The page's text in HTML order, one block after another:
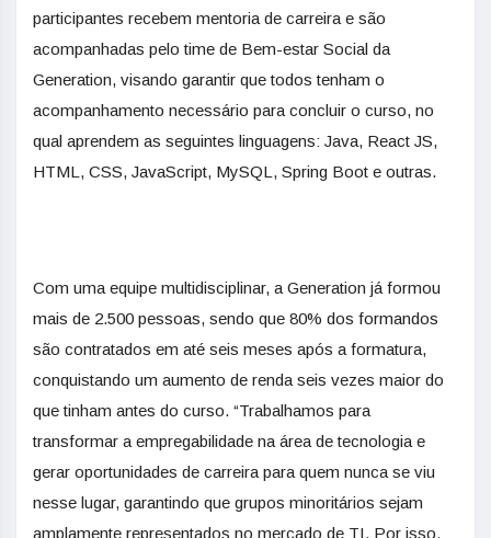
participantes recebem mentoria de carreira e são
acompanhadas pelo time de Bem-estar Social da
Generation, visando garantir que todos tenham o
acompanhamento necessário para concluir o curso, no
qual aprendem as seguintes linguagens: Java, React JS,
HTML, CSS, JavaScript, MySQL, Spring Boot e outras.
Com uma equipe multidisciplinar, a Generation já formou
mais de 2.500 pessoas, sendo que 80% dos formandos
são contratados em até seis meses após a formatura,
conquistando um aumento de renda seis vezes maior do
que tinham antes do curso. “Trabalhamos para
transformar a empregabilidade na área de tecnologia e
gerar oportunidades de carreira para quem nunca se viu
nesse lugar, garantindo que grupos minoritários sejam
amplamente representados no mercado de TI. Por isso,